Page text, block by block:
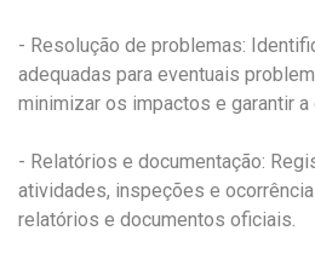
- Resolução de problemas:
adequadas para eventuais
minimizar os impactos e garantir a
- Relatórios e documentação:
atividades, inspeções e
relatórios e documentos oficiais.